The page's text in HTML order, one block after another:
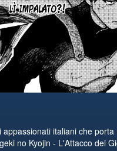
italiani che
no Kyojin - L'Attacco dei